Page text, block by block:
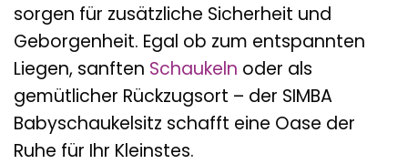
sorgen für zusätzliche Sicherheit und
Geborgenheit. Egal ob zum entspannten
Liegen, sanften Schaukeln oder als
gemütlicher Rückzugsort – der SIMBA
Babyschaukelsitz schafft eine Oase der
Ruhe für Ihr Kleinstes.